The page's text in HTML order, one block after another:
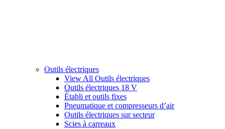
Outils électriques
View All Outils électriques
Outils électriques 18 V
Établi et outils fixes
Pneumatique et compresseurs d’air
Outils électriques sur secteur
Scies à carreaux